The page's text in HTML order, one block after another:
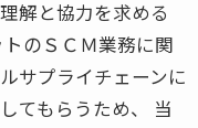
解と協力を求める
のＳＣＭ業務に関
サプライチェーンに
てもらうため、 当